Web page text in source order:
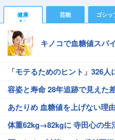
健康 芸能 ゴシッ
キノコで血糖値スパ
「モテるためのヒント」326人
容姿と寿命 28年追跡で見えた
あたりめ 血糖値を上げない理由
体重62kg→82kgに 寺田心の生